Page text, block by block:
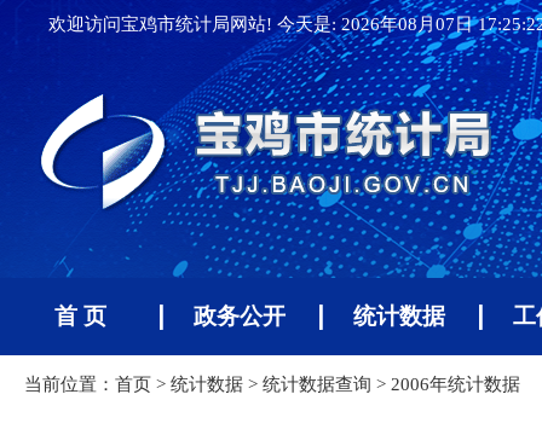
欢迎访问宝鸡市统计局网站! 今天是:2026年08月07日
首 页 政务公开 统计数据 工
当前位置： 首页 > 统计数据 > 统计数据查询 > 2006年统计数据